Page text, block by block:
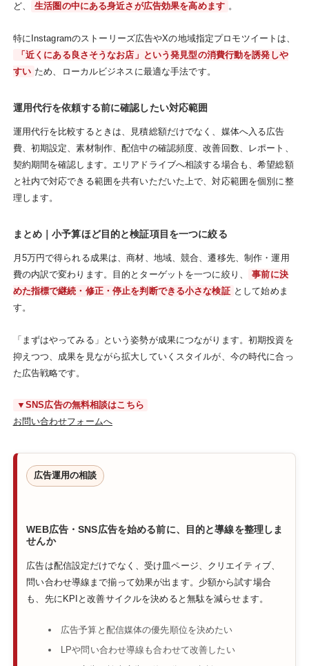
ど、
生活圏の中にある身近さが広告効果を高めます 。
特にInstagramのストーリーズ広告やXの地域指定プロモツイートは、
「近くにある良さそうなお店」という発見型の消費行動を誘発しや
すい ため、ローカルビジネスに最適な手法です。
運用代行を依頼する前に確認したい対応範囲
運用代行を比較するときは、見積総額だけでなく、媒体へ入る広告
費、初期設定、素材制作、配信中の確認頻度、改善回数、レポート、
契約期間を確認します。エリアドライブへ相談する場合も、希望総額
と社内で対応できる範囲を共有いただいた上で、対応範囲を個別に整
理します。
まとめ｜小予算ほど目的と検証項目を一つに絞る
月5万円で得られる成果は、商材、地域、競合、遷移先、制作・運用
費の内訳で変わります。目的とターゲットを一つに絞り、
事前に決
めた指標で継続・修正・停止を判断できる小さな検証 として始めま
す。
「まずはやってみる」という姿勢が成果につながります。初期投資を
抑えつつ、成果を見ながら拡大していくスタイルが、今の時代に合っ
た広告戦略です。
▼SNS広告の無料相談はこちら
お問い合わせフォームへ
広告運用の相談
WEB広告・SNS広告を始める前に、目的と導線を整理しま
せんか
広告は配信設定だけでなく、受け皿ページ、クリエイティブ、
問い合わせ導線まで揃って効果が出ます。少額から試す場合
も、先にKPIと改善サイクルを決めると無駄を減らせます。
広告予算と配信媒体の優先順位を決めたい
LPや問い合わせ導線も合わせて改善したい